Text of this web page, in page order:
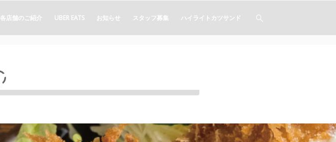
各店舗のご紹介 UBER EATS お知らせ スタッフ募集 ハイライトカツサンド